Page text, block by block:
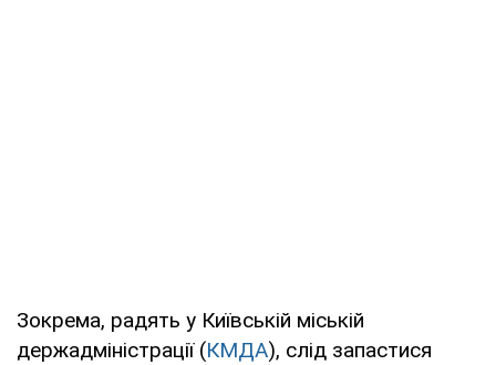
Зокрема, радять у Київській міській
держадміністрації (КМДА), слід запастися